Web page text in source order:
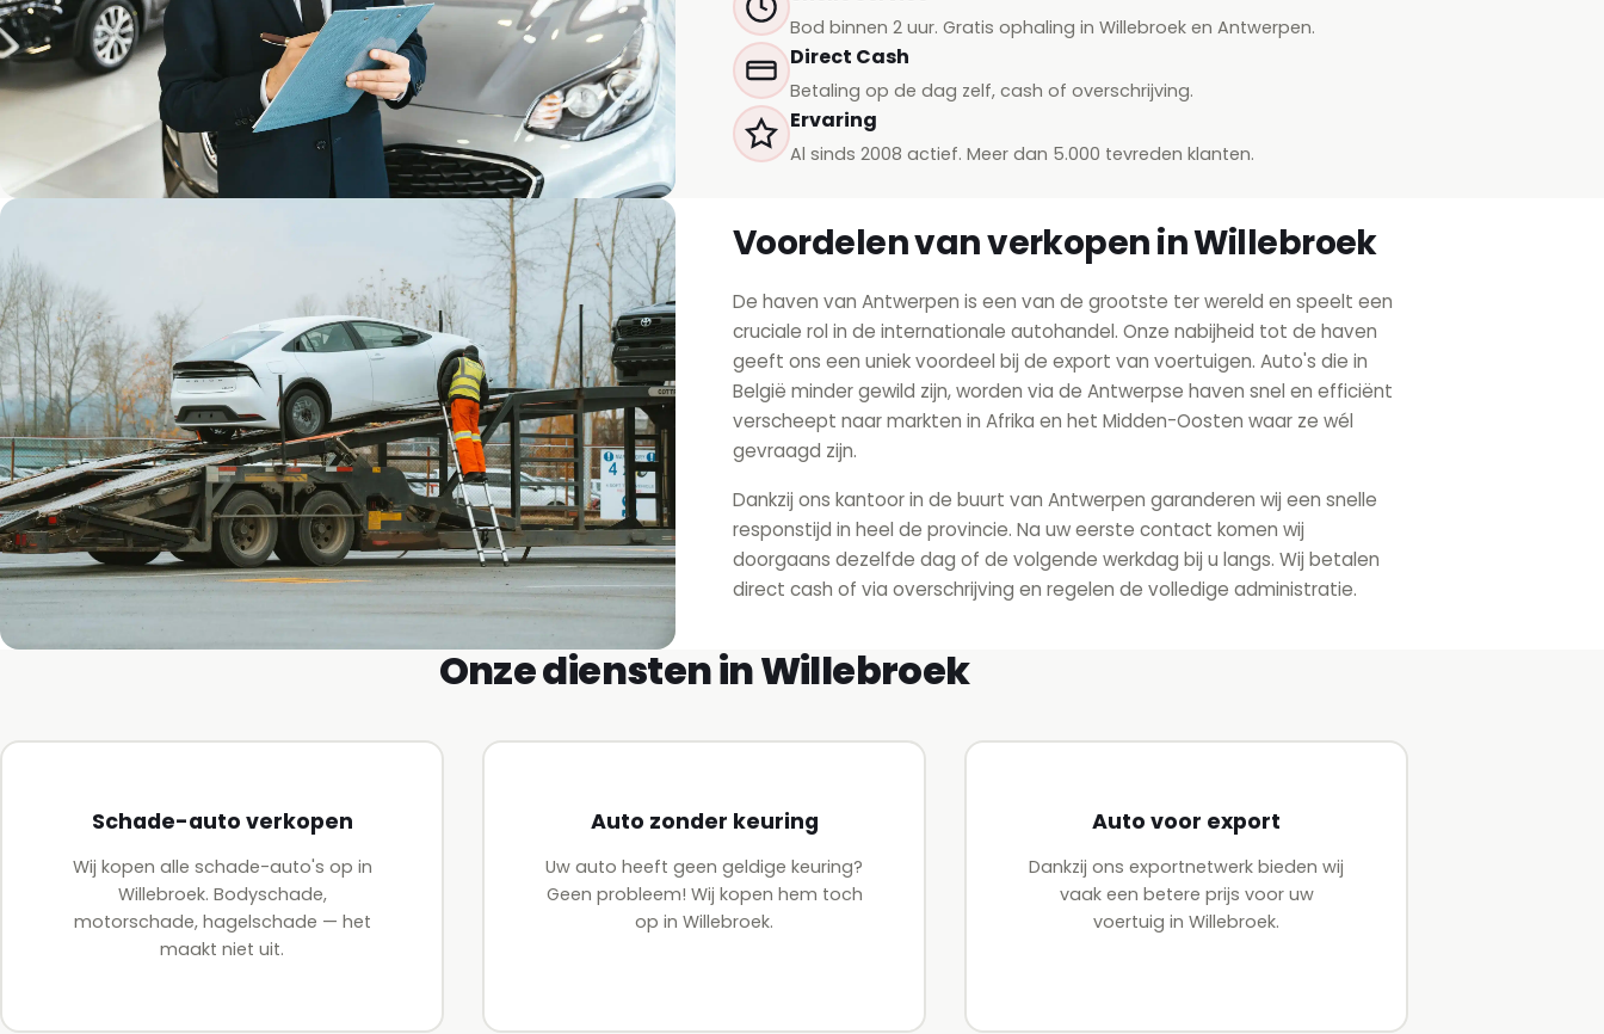
Bod binnen 2 uur. Gratis ophaling in Willebroek en Antwerpen.
Direct Cash
Betaling op de dag zelf, cash of overschrijving.
Ervaring
Al sinds 2008 actief. Meer dan 5.000 tevreden klanten.
Voordelen van verkopen in Willebroek
De haven van Antwerpen is een van de grootste ter wereld en speelt een
cruciale rol in de internationale autohandel. Onze nabijheid tot de haven
geeft ons een uniek voordeel bij de export van voertuigen. Auto's die in
België minder gewild zijn, worden via de Antwerpse haven snel en efficiënt
verscheept naar markten in Afrika en het Midden-Oosten waar ze wél
gevraagd zijn.
Dankzij ons kantoor in de buurt van Antwerpen garanderen wij een snelle
responstijd in heel de provincie. Na uw eerste contact komen wij
doorgaans dezelfde dag of de volgende werkdag bij u langs. Wij betalen
direct cash of via overschrijving en regelen de volledige administratie.
Onze diensten in Willebroek
Schade-auto verkopen
Wij kopen alle schade-auto's op in
Willebroek. Bodyschade,
motorschade, hagelschade — het
maakt niet uit.
Auto zonder keuring
Uw auto heeft geen geldige keuring?
Geen probleem! Wij kopen hem toch
op in Willebroek.
Auto voor export
Dankzij ons exportnetwerk bieden wij
vaak een betere prijs voor uw
voertuig in Willebroek.